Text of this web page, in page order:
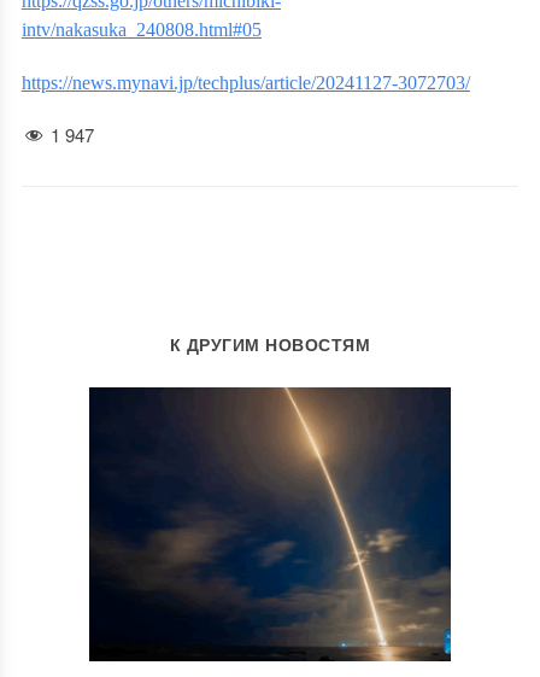
intv/nakasuka_240808.html#05
https://news.mynavi.jp/techplus/article/20241127-3072703/
1 947
К ДРУГИМ НОВОСТЯМ